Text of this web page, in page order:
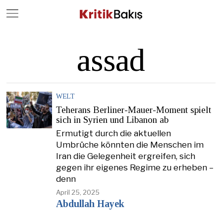
assad
WELT
Teherans Berliner-Mauer-Moment spielt
sich in Syrien und Libanon ab
Ermutigt durch die aktuellen
Umbrüche könnten die Menschen im
Iran die Gelegenheit ergreifen, sich
gegen ihr eigenes Regime zu erheben –
denn
April 25, 2025
Abdullah Hayek